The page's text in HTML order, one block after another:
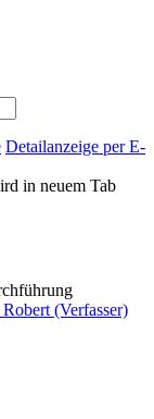
Detailanzeige per E-
in neuem Tab
(Verfasser)